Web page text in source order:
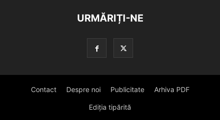
URMĂRIȚI-NE
Contact Despre noi Publicitate Arhiva PDF
Ediția tipărită